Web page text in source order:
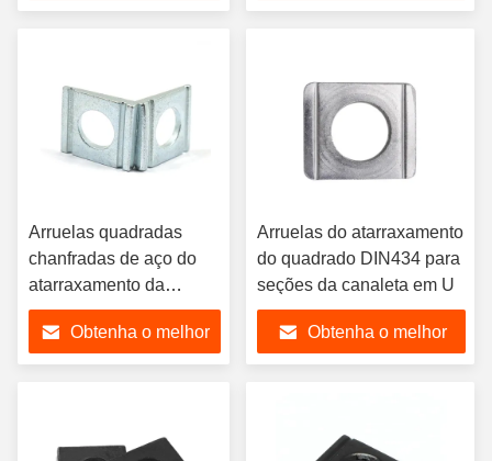
metal
Arruelas quadradas
chanfradas de aço do
atarraxamento da
arruela de fechamento
do quadrado DIN434
Obtenha o melhor
Arruelas do atarraxamento
do quadrado DIN434 para
seções da canaleta em U
Obtenha o melhor